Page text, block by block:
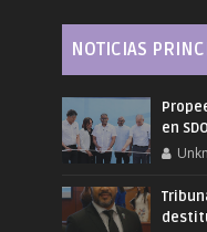
NOTICIAS
en